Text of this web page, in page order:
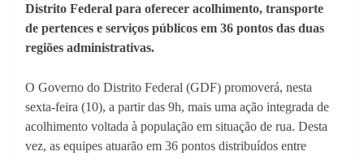
Distrito Federal para oferecer acolhimento, transporte
de pertences e serviços públicos em 36 pontos das duas
regiões administrativas.
O Governo do Distrito Federal (GDF) promoverá, nesta
sexta-feira (10), a partir das 9h, mais uma ação integrada de
acolhimento voltada à população em situação de rua. Desta
vez, as equipes atuarão em 36 pontos distribuídos entre